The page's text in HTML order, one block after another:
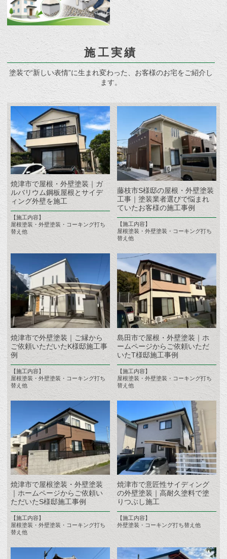
施工実績
塗装で“新しい表情”に生まれ変わった、お客様のお宅をご紹介し
ます。
焼津市で屋根・外壁塗装｜ガ
ルバリウム鋼板屋根とサイデ
ィング外壁を施工
【施工内容】
屋根塗装・外壁塗装・コーキング打ち
替え他
藤枝市S様邸の屋根・外壁塗装
工事｜塗装業者選びで悩まれ
ていたお客様の施工事例
【施工内容】
屋根塗装・外壁塗装・コーキング打ち
替え他
焼津市で外壁塗装｜ご縁から
ご依頼いただいたK様邸施工事
例
【施工内容】
屋根塗装・外壁塗装・コーキング打ち
替え他
島田市で屋根・外壁塗装｜ホ
ームページからご依頼いただ
いたT様邸施工事例
【施工内容】
屋根塗装・外壁塗装・コーキング打ち
替え他
焼津市で屋根塗装・外壁塗装
｜ホームページからご依頼い
ただいたS様邸施工事例
【施工内容】
屋根塗装・外壁塗装・コーキング打ち
替え他
焼津市で意匠性サイディング
の外壁塗装｜高耐久塗料で塗
りつぶし施工
【施工内容】
外壁塗装・コーキング打ち替え他